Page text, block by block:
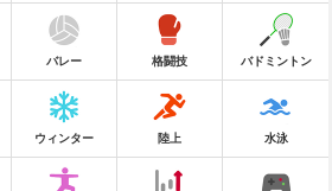
バレー 格闘技 バドミントン
ウィンター 陸上 水泳